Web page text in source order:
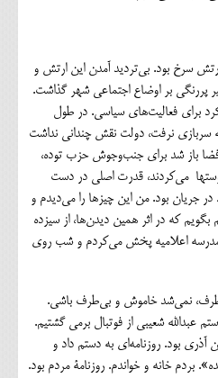
سرخ بود. بی‌تردید آمدن این ارتش و
پررنگی بر اوضاع اجتماعی شهر گذاشت.
برای فعالیت‌های سیاسی. در طول
سربازی نرفت، دولت نقش چندانی نداشت
باز شد برای جنب‌وجوش حزب توده،
می‌کردند، قدرت اصلی در دست
جریان بود. من این چیزها را می‌دیدم و
که در اثر همین دیدن‌ها، از سیزده
مدرسه اعلامیه پخش می‌کردم و شب روی
نمی‌شد خاموش و بی‌طرف باشی.
بود که با دوستم عبدالله شعیبی از فوتبال برمی گشتیم.
آذری بود. روزنامه‌ای به دستم داد و
بردم خانه و خواندم. روزنامة مردم بود.